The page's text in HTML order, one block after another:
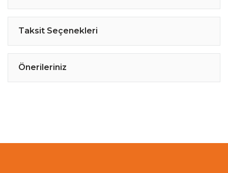
Taksit Seçenekleri
Önerileriniz